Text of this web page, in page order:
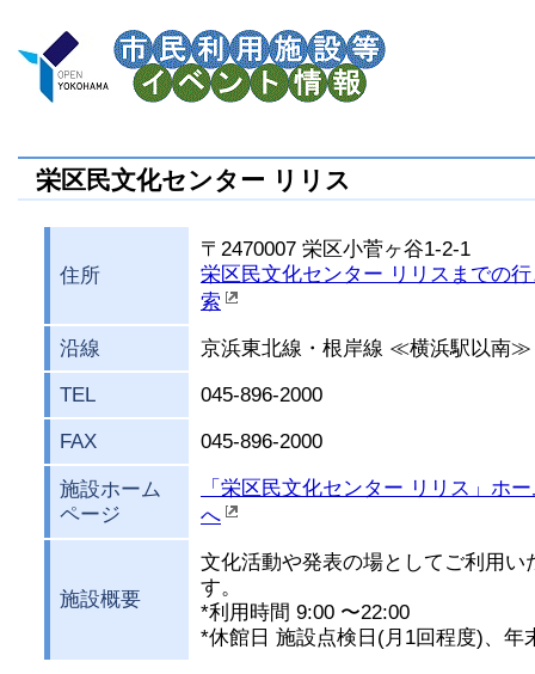
栄区民文化センター リリス
住所
〒2470007 栄区小菅ヶ谷1-2-1
栄区民文化センター リリスまでの
索
沿線 京浜東北線・根岸線 ≪横浜駅以南≫
TEL 045-896-2000
FAX 045-896-2000
施設ホーム
ページ
「栄区民文化センター リリス」ホ
へ
施設概要
文化活動や発表の場としてご利用い
す。
*利用時間 9:00 〜22:00
*休館日 施設点検日(月1回程度)、年